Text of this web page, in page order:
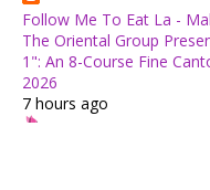
Follow Me To Eat La -
The Oriental Group
1": An 8-Course Fine
2026
7 hours ago